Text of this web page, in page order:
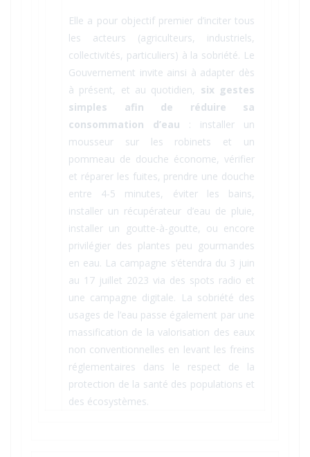
Elle a pour objectif premier d’inciter tous
les acteurs (agriculteurs, industriels,
collectivités, particuliers) à la sobriété. Le
Gouvernement invite ainsi à adapter dès
à présent, et au quotidien, six gestes
simples afin de réduire sa
consommation d’eau : installer un
mousseur sur les robinets et un
pommeau de douche économe, vérifier
et réparer les fuites, prendre une douche
entre 4-5 minutes, éviter les bains,
installer un récupérateur d’eau de pluie,
installer un goutte-à-goutte, ou encore
privilégier des plantes peu gourmandes
en eau. La campagne s’étendra du 3 juin
au 17 juillet 2023 via des spots radio et
une campagne digitale. La sobriété des
usages de l’eau passe également par une
massification de la valorisation des eaux
non conventionnelles en levant les freins
réglementaires dans le respect de la
protection de la santé des populations et
des écosystèmes.